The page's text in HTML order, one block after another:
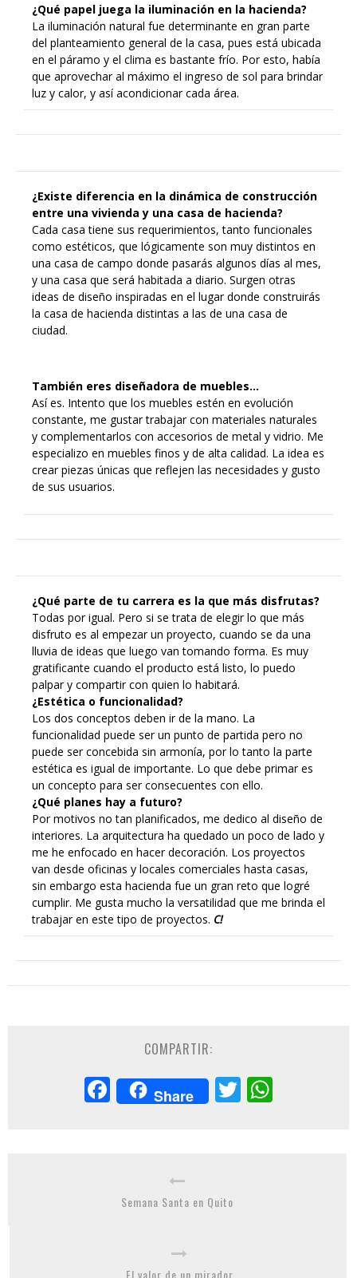
¿Qué papel juega la iluminación en la hacienda?
La iluminación natural fue determinante en gran parte
del planteamiento general de la casa, pues está ubicada
en el páramo y el clima es bastante frío. Por esto, había
que aprovechar al máximo el ingreso de sol para brindar
luz y calor, y así acondicionar cada área.
¿Existe diferencia en la dinámica de construcción
entre una vivienda y una casa de hacienda?
Cada casa tiene sus requerimientos, tanto funcionales
como estéticos, que lógicamente son muy distintos en
una casa de campo donde pasarás algunos días al mes,
y una casa que será habitada a diario. Surgen otras
ideas de diseño inspiradas en el lugar donde construirás
la casa de hacienda distintas a las de una casa de
ciudad.
También eres diseñadora de muebles…
Así es. Intento que los muebles estén en evolución
constante, me gustar trabajar con materiales naturales
y complementarlos con accesorios de metal y vidrio. Me
especializo en muebles finos y de alta calidad. La idea es
crear piezas únicas que reflejen las necesidades y gusto
de sus usuarios.
¿Qué parte de tu carrera es la que más disfrutas?
Todas por igual. Pero si se trata de elegir lo que más
disfruto es al empezar un proyecto, cuando se da una
lluvia de ideas que luego van tomando forma. Es muy
gratificante cuando el producto está listo, lo puedo
palpar y compartir con quien lo habitará.
¿Estética o funcionalidad?
Los dos conceptos deben ir de la mano. La
funcionalidad puede ser un punto de partida pero no
puede ser concebida sin armonía, por lo tanto la parte
estética es igual de importante. Lo que debe primar es
un concepto para ser consecuentes con ello.
¿Qué planes hay a futuro?
Por motivos no tan planificados, me dedico al diseño de
interiores. La arquitectura ha quedado un poco de lado y
me he enfocado en hacer decoración. Los proyectos
van desde oficinas y locales comerciales hasta casas,
sin embargo esta hacienda fue un gran reto que logré
cumplir. Me gusta mucho la versatilidad que me brinda el
trabajar en este tipo de proyectos. C!
COMPARTIR:
Facebook
Share Twitter
Semana Santa en Quito
El valor de un mirador